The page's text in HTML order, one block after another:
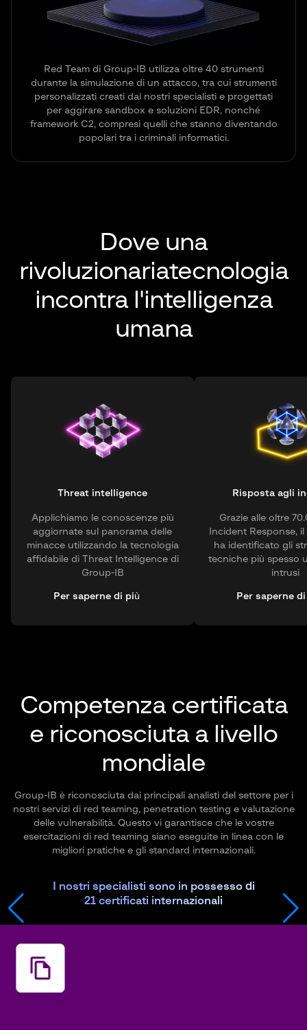
Red Team di Group-IB utilizza oltre 40 strumenti
durante la simulazione di un attacco, tra cui strumenti
personalizzati creati dai nostri specialisti e progettati
per aggirare sandbox e soluzioni EDR, nonché
framework C2, compresi quelli che stanno diventando
popolari tra i criminali informatici.
Dove una
rivoluzionariatecnologia
incontra l'intelligenza
umana
Threat intelligence
Applichiamo le conoscenze più
aggiornate sul panorama delle
minacce utilizzando la tecnologia
affidabile di Threat Intelligence di
Group-IB
Per saperne di più
Risposta agli
Grazie alle oltre
Incident Response,
ha identificato gli
tecniche più spesso
intrusi
Per saperne
Competenza certificata
e riconosciuta a livello
mondiale
Group-IB è riconosciuta dai principali analisti del settore per i
nostri servizi di red teaming, penetration testing e valutazione
delle vulnerabilità. Questo vi garantisce che le vostre
esercitazioni di red teaming siano eseguite in linea con le
migliori pratiche e gli standard internazionali.
I nostri specialisti sono in possesso di
21 certificati internazionali